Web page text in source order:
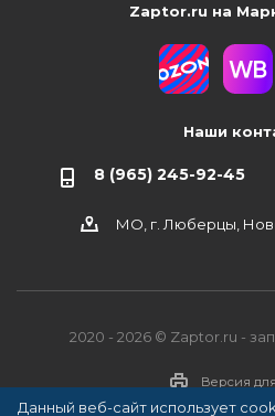
Zaptor.ru на
Наши
8 (965) 245-92-45
МО, г. Люберцы,
2020 - 2026 © Zaptor.ru -
Версия
Данный веб-сайт использует